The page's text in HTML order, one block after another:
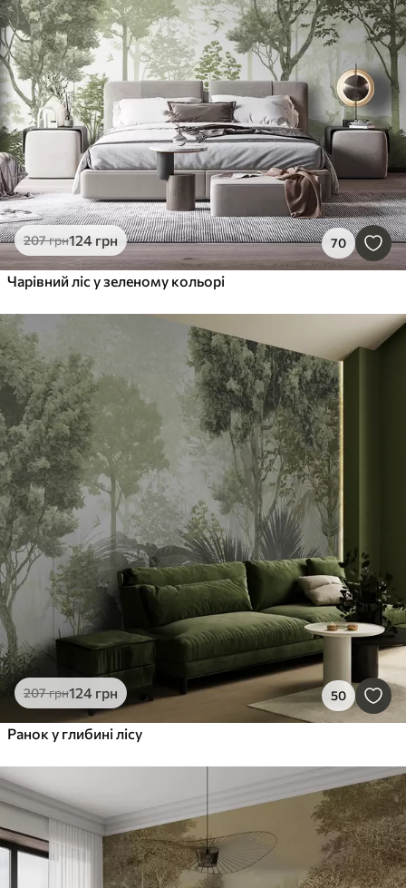
207грн124 грн 70
Чарівний ліс у зеленому кольорі
207грн124 грн 50
Ранок у глибині лісу